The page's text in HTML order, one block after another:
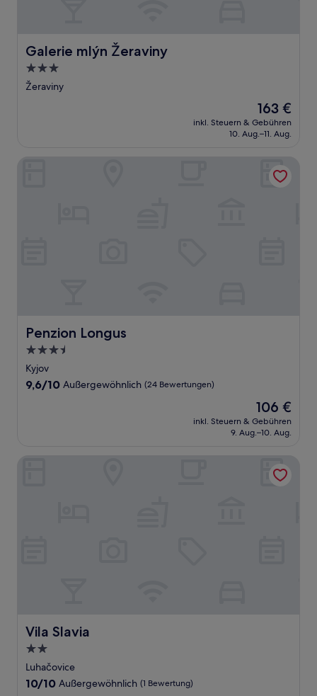
Galerie mlýn Žeraviny
Galerie mlýn Žeraviny
3.0-
Sterne-
Žeraviny
Der
Preis
beträgt
163 €
inkl. Steuern & Gebühren
10. Aug.–11. Aug.
Penzion Longus
Penzion Longus
3.5-
Sterne-
Unterkunft
Kyjov
9.6
9,6/10 Außergewöhnlich (24 Bewertungen)
Der
Preis
beträgt
106 €
inkl. Steuern & Gebühren
9. Aug.–10. Aug.
Vila Slavia
Vila Slavia
2.0-
Sterne-
Unterkunft
Luhačovice
10.0
10/10 Außergewöhnlich (1 Bewertung)